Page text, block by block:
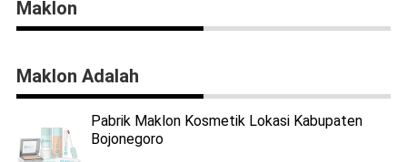
Maklon
Maklon Adalah
Pabrik Maklon Kosmetik Lokasi Kabupaten
Bojonegoro